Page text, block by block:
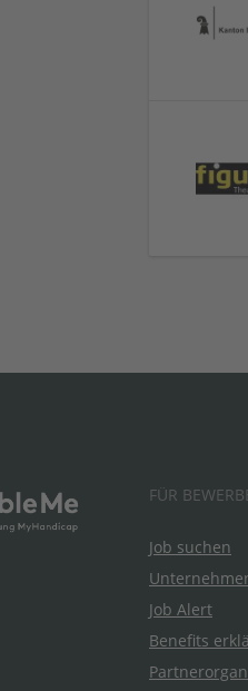
FÜR
Job suchen
Job Alert
Benefits